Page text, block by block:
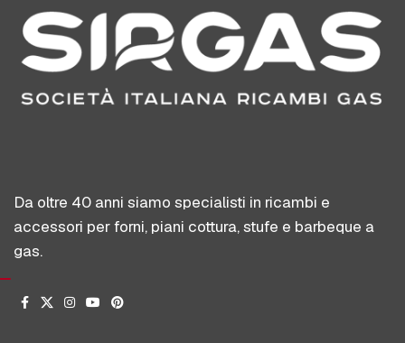
Da oltre 40 anni siamo specialisti in ricambi e
accessori per forni, piani cottura, stufe e barbeque a
gas.